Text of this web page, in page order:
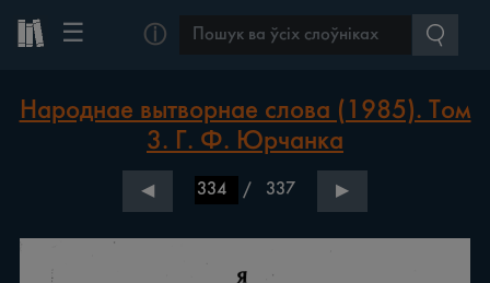
☰ ⓘ
Народнае вытворнае слова (1985). Том
3. Г. Ф. Юрчанка
◀ / 337 ▶